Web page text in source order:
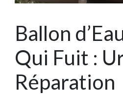
Ballon
Qui Fuit :
Réparation